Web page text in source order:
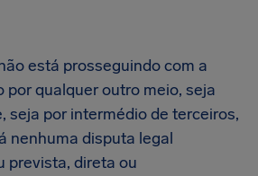
está prosseguindo com a
por qualquer outro meio, seja
seja por intermédio de terceiros,
nenhuma disputa legal
prevista, direta ou